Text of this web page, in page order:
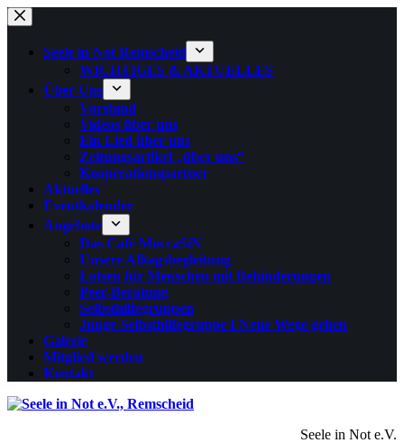
Zum
Inhalt
springenSeele in Not Remscheid
WICHTIGES & AKTUELLES
Über Uns
Vorstand
Videos über uns
Ein Lied über uns
Zeitungsartikel „über uns“
Kooperationspartner
Aktuelles
Eventkalender
Angebote
Das Café MoccaSiN
Unsere Alltagsbegleitung
Lotsen für Menschen mit Behinderungen
Peer-Beratung
Selbsthilfegruppen
Junge Selbsthilfegruppe I Neue Wege gehen
Galerie
Mitglied werden
Kontakt
Seele in Not e.V.